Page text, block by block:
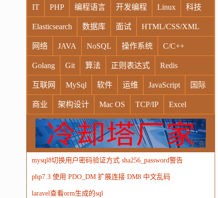
IT PHP 编程语言 开发编程 Linux 科技
Elasticsearch 数据库 面试 HTML/CSS/XML
网络 JAVA NoSQL 操作系统 C/C++
Golang Git 算法 正则表达式 Redis
互联网 MySql 软件 运维 JavaScript 国际
商业 架构设计 Mac OS TCP/IP Excel
Windows Oracle Socket VR Vim
MongoDB 运营 Python MemCache 硬件
电子 娱乐 设计 摄影 nginx 游戏
WordPress HTTP 团建 数码电器
广告
mysql8切换用户密码验证方式 sha256_password警告
php7.3 使用 PDO_DM 扩展连接 DM8 中文乱码
laravel查看orm生成的sql